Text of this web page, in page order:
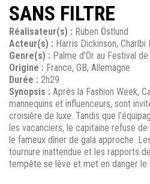
SANS FILTRE
Réalisateur(s) : Ruben Östlund
Acteur(s) : Harris Dickinson,
Genre(s) : Palme d'Or au Festival
Origine : France, GB, Allemagne
Durée : 2h29
Synopsis : Après la Fashion Week,
mannequins et influenceurs, sont
croisière de luxe. Tandis que
les vacanciers, le capitaine refuse
le fameux dîner de gala approche.
tournure inattendue et les rapports
tempête se lève et met en danger le